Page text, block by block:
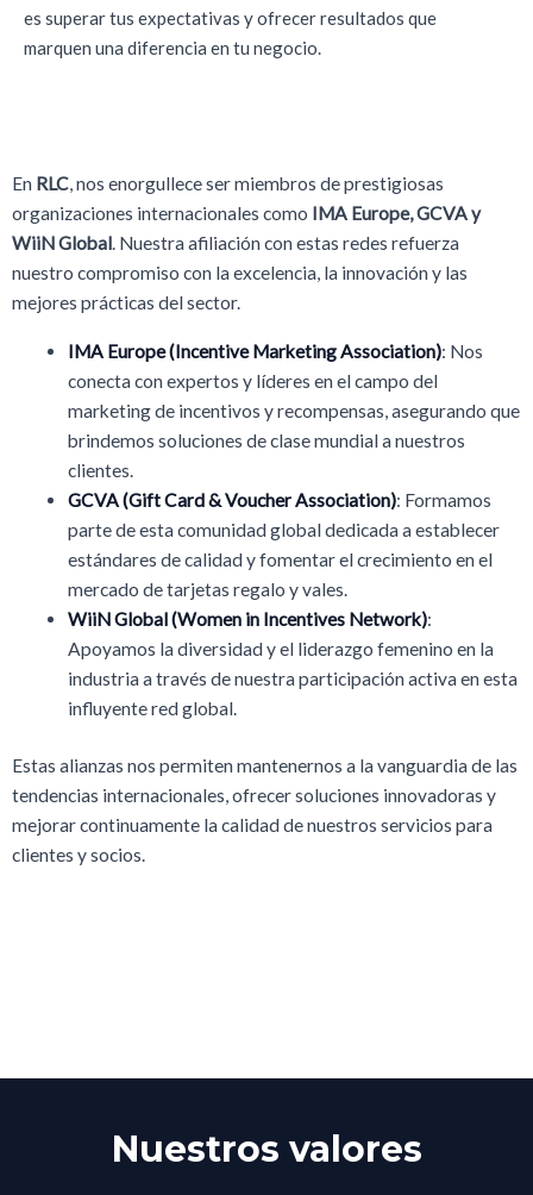
es superar tus expectativas y ofrecer resultados que
marquen una diferencia en tu negocio.
En RLC, nos enorgullece ser miembros de prestigiosas
organizaciones internacionales como IMA Europe, GCVA y
WiiN Global. Nuestra afiliación con estas redes refuerza
nuestro compromiso con la excelencia, la innovación y las
mejores prácticas del sector.
IMA Europe (Incentive Marketing Association): Nos
conecta con expertos y líderes en el campo del
marketing de incentivos y recompensas, asegurando que
brindemos soluciones de clase mundial a nuestros
clientes.
GCVA (Gift Card & Voucher Association): Formamos
parte de esta comunidad global dedicada a establecer
estándares de calidad y fomentar el crecimiento en el
mercado de tarjetas regalo y vales.
WiiN Global (Women in Incentives Network):
Apoyamos la diversidad y el liderazgo femenino en la
industria a través de nuestra participación activa en esta
influyente red global.
Estas alianzas nos permiten mantenernos a la vanguardia de las
tendencias internacionales, ofrecer soluciones innovadoras y
mejorar continuamente la calidad de nuestros servicios para
clientes y socios.
Nuestros valores